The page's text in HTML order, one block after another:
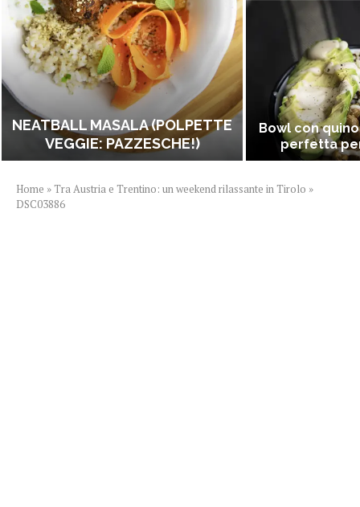
NEATBALL MASALA (POLPETTE
VEGGIE: PAZZESCHE!)
Bowl con
perfetta
Home »Tra Austria e Trentino: un weekend rilassante in Tirolo »
DSC03886